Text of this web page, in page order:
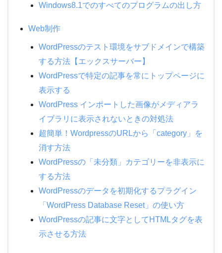
Windows8.1でのすべてのプログラムの出し方
Web制作
WordPressのテスト環境をサブドメインで構築
する方法【エックスサーバー】
WordPressで特定の記事を常にトップページに
表示する
WordPress インポートした画像がメディアラ
イブラリに表示されないときの対処法
超簡単！WordpressのURLから「category」を
消す方法
WordPressの「未分類」カテゴリーを非表示に
する方法
WordPressのデータを初期化するプラグイン
「WordPress Database Reset」の使い方
WordPressの記事に文字としてHTMLタグを表
示させる方法